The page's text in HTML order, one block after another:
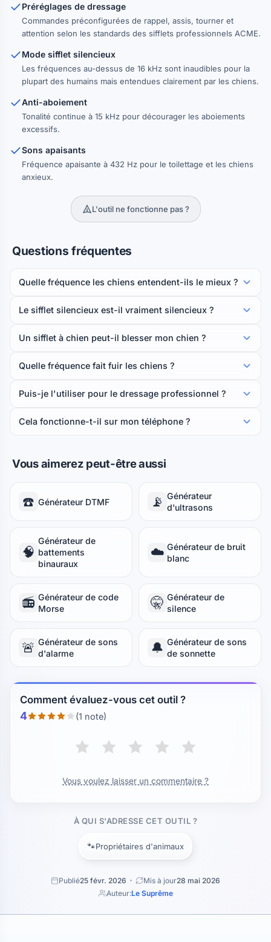
Préréglages de dressage
Commandes préconfigurées de rappel, assis, tourner et
attention selon les standards des sifflets professionnels ACME.
Mode sifflet silencieux
Les fréquences au-dessus de 16 kHz sont inaudibles pour la
plupart des humains mais entendues clairement par les chiens.
Anti-aboiement
Tonalité continue à 15 kHz pour décourager les aboiements
excessifs.
Sons apaisants
Fréquence apaisante à 432 Hz pour le toilettage et les chiens
anxieux.
L'outil ne fonctionne pas ?
Questions fréquentes
Quelle fréquence les chiens entendent-ils le mieux ?
Le sifflet silencieux est-il vraiment silencieux ?
Un sifflet à chien peut-il blesser mon chien ?
Quelle fréquence fait fuir les chiens ?
Puis-je l'utiliser pour le dressage professionnel ?
Cela fonctionne-t-il sur mon téléphone ?
Vous aimerez peut-être aussi
☎️ Générateur DTMF 📡 Générateur
d'ultrasons
🧠
Générateur de
battements
binauraux
☁️ Générateur de bruit
blanc
📻 Générateur de code
Morse
🤫 Générateur de
silence
🚨 Générateur de sons
d'alarme
🔔 Générateur de sons
de sonnette
Comment évaluez-vous cet outil ?
4 (1 note)
Vous voulez laisser un commentaire ?
À QUI S'ADRESSE CET OUTIL ?
🐾Propriétaires d'animaux
Publié25 févr. 2026 Mis à jour28 mai 2026
Auteur:Le Suprême